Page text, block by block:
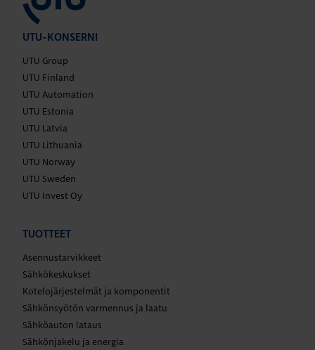
UTU-KONSERNI
UTU Group
UTU Finland
UTU Automation
UTU Estonia
UTU Latvia
UTU Lithuania
UTU Norway
UTU Sweden
UTU Invest Oy
TUOTTEET
Asennustarvikkeet
Sähkökeskukset
Kotelojärjestelmät ja komponentit
Sähkönsyötön varmennus ja laatu
Sähköauton lataus
Sähkönjakelu ja energia